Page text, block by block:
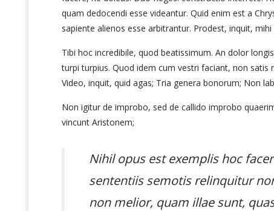
quam dedocendi esse videantur. Quid enim est a
sapiente alienos esse arbitrantur. Prodest, inquit,
Tibi hoc incredibile, quod beatissimum. An dolor
turpi turpius. Quod idem cum vestri faciant, non
Video, inquit, quid agas; Tria genera bonorum; Non
Non igitur de improbo, sed de callido improbo
vincunt Aristonem;
Nihil opus est exemplis hoc
sententiis semotis relinquitur
non melior, quam illae sunt,